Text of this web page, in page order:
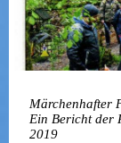
Märchenhafter
Ein Bericht der
2019